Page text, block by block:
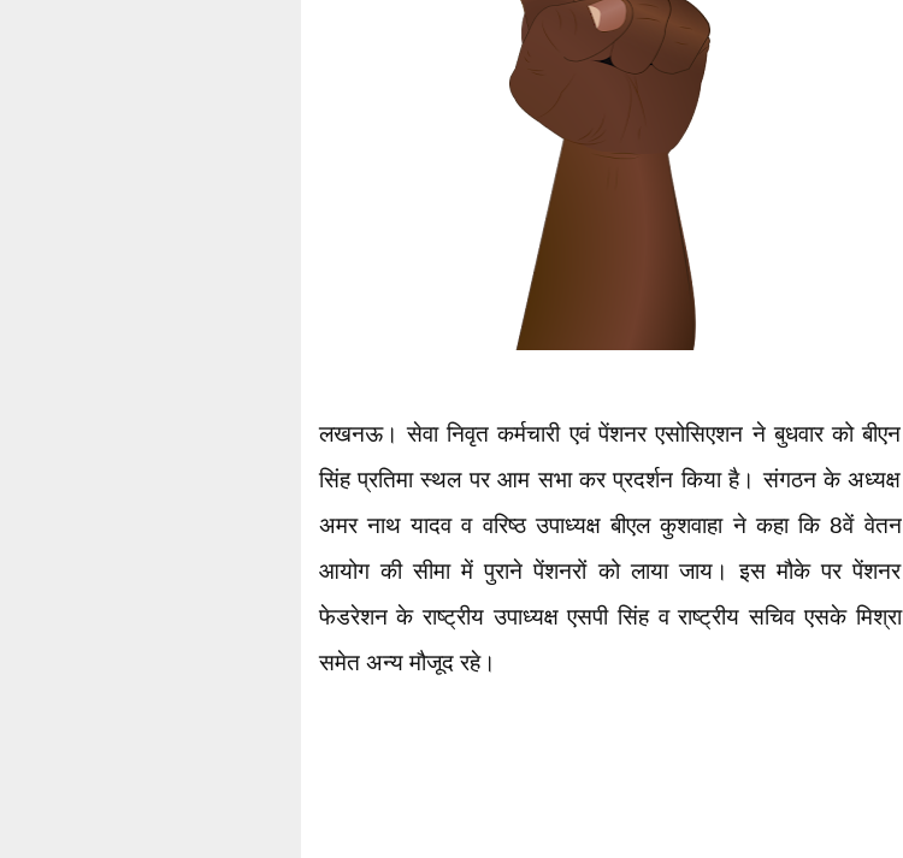
लखनऊ। सेवा निवृत कर्मचारी एवं पेंशनर एसोसिएशन ने बुधवार को बीएन
सिंह प्रतिमा स्थल पर आम सभा कर प्रदर्शन किया है। संगठन के अध्यक्ष
अमर नाथ यादव व वरिष्ठ उपाध्यक्ष बीएल कुशवाहा ने कहा कि 8वें वेतन
आयोग की सीमा में पुराने पेंशनरों को लाया जाय। इस मौके पर पेंशनर
फेडरेशन के राष्ट्रीय उपाध्यक्ष एसपी सिंह व राष्ट्रीय सचिव एसके मिश्रा
समेत अन्य मौजूद रहे।